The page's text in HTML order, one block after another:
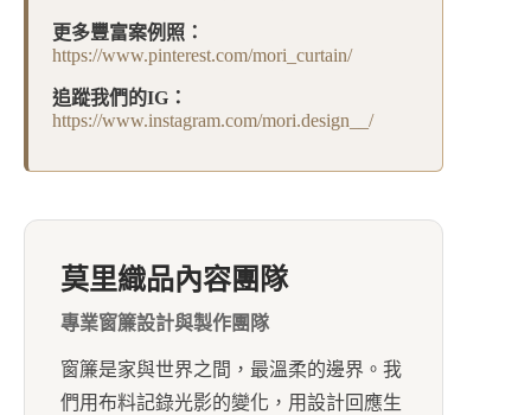
更多豐富案例照：
https://www.pinterest.com/mori_curtain/
追蹤我們的IG：
https://www.instagram.com/mori.design__/
莫里織品內容團隊
專業窗簾設計與製作團隊
窗簾是家與世界之間，最溫柔的邊界。我
們用布料記錄光影的變化，用設計回應生